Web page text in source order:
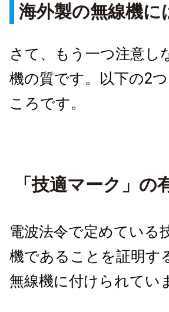
海外製の無線機に
さて、もう一つ注意し
機の質です。以下の2
ころです。
「技適マーク」の
電波法令で定めている
機であることを証明す
無線機に付けられてい